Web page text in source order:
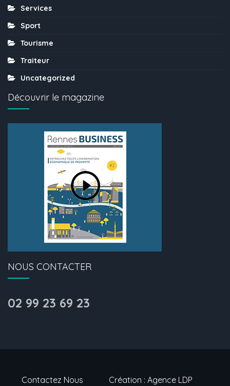
Services
Sport
Tourisme
Traiteur
Uncategorized
Découvrir le magazine
NOUS CONTACTER
02 99 23 69 23
Contactez Nous Création : Agence LDP